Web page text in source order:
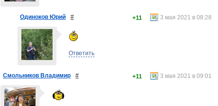
Одиноков Юрий # 3 мая 2021 в 08:28
+11
Ответить
Смольников Владимир # 3 мая 2021 в 09:01
+11